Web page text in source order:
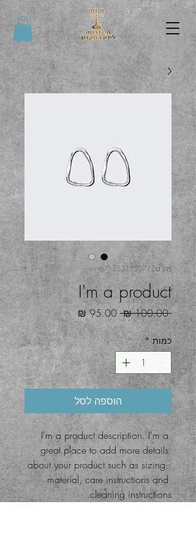
מק"ט: 671253175371
I'm a product
‏100.00 ‏₪
מחיר
רגיל
מחיר
מבצע
כמות *
הוספה לסל
I'm a product description. I'm a
great place to add more details
about your product such as sizing,
material, care instructions and
cleaning instructions.